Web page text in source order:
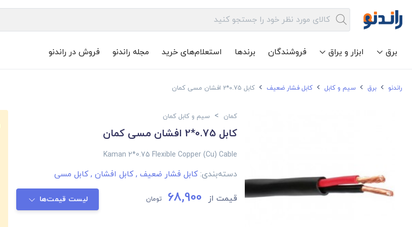
برق ابزار و یراق فروشندگان برندها استعلام‌های خرید مجله راندنو فروش در راندنو
راندنو برق سیم و کابل کابل فشار ضعیف کابل 0.75*2 افشان مسی کمان
کمان > سیم و کابل کمان
کابل 0.75*2 افشان مسی کمان
Kaman 2*0.75 Flexible Copper (Cu) Cable
دسته‌بندی:کابل فشار ضعیف ,کابل افشان ,کابل مسی
قیمت از 68,900 تومان لیست قیمت‌ها